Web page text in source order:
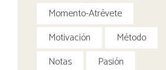
Momento-Atrévete
Motivación
Método
Notas
Pasión